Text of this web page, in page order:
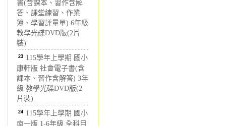
書(含課本、習作含解
答、課堂練習、作業
簿、學習評量單) 6年級
教學光碟DVD版(2片
裝)
23 115學年上學期 國小
康軒版 社會電子書(含
課本、習作含解答) 3年
級 教學光碟DVD版(2
片裝)
24 115學年上學期 國小
南一版 1-6年級 全科目